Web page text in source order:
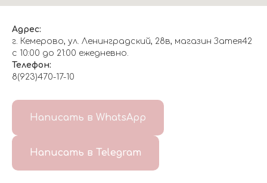
Адрес:
г. Кемерово, ул. Ленинградский, 28в, магазин Затея42
с 10:00 до 21:00 ежедневно.
Телефон:
8(923)470-17-10
Написать в WhatsApp
Написать в Telegram
ДОСТАВКА/